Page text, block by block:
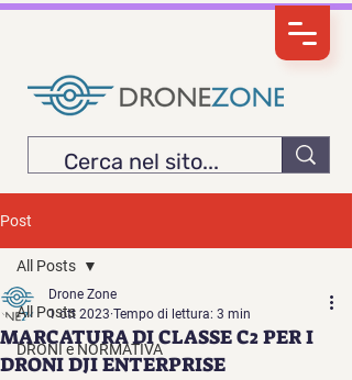
Post
All Posts
DRONI e NORMATIVA
All Posts
MARCATURA DI CLASSE C2 PER I
DRONI DJI ENTERPRISE
Drone Zone
1 ott 2023 Tempo di lettura: 3 min